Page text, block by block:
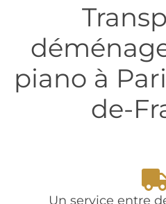
D’OBJETS
Pianos, coffres-
œuvres d'art
piano à
de-
Un service entre